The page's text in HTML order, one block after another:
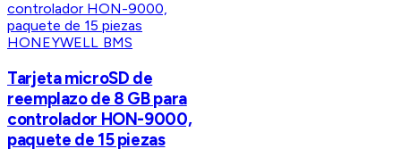
HONEYWELL BMS
Tarjeta microSD de
reemplazo de 8 GB para
controlador HON-9000,
paquete de 15 piezas